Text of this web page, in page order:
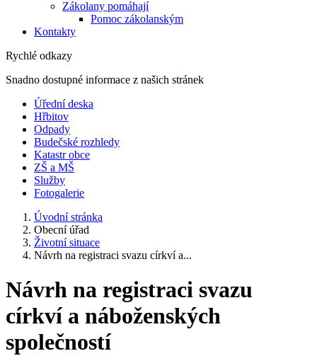
Zákolany pomáhají
Pomoc zákolanským
Kontakty
Rychlé odkazy
Snadno dostupné informace z našich stránek
Úřední deska
Hřbitov
Odpady
Budečské rozhledy
Katastr obce
ZŠ a MŠ
Služby
Fotogalerie
Úvodní stránka
Obecní úřad
Životní situace
Návrh na registraci svazu církví a...
Návrh na registraci svazu
církví a náboženských
společností